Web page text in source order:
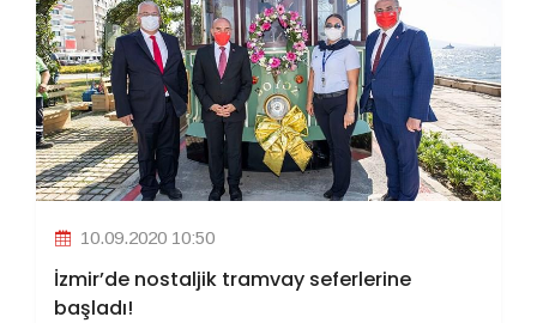
10.09.2020 10:50
İzmir’de nostaljik tramvay seferlerine
başladı!